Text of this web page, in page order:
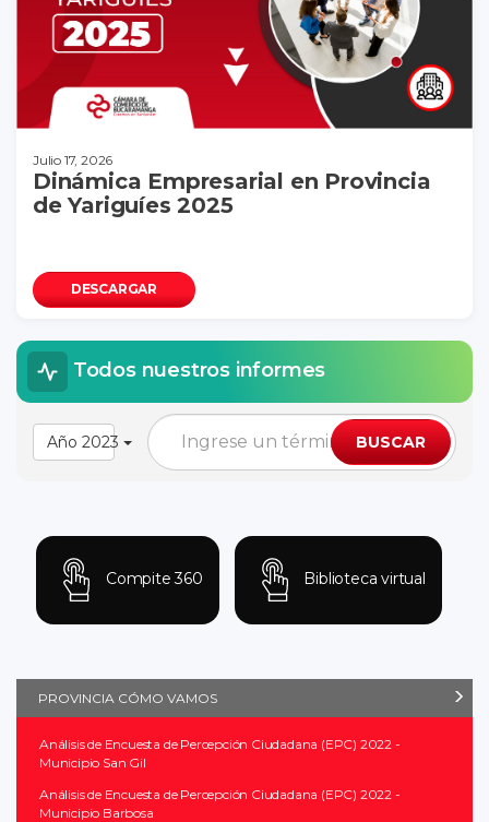
Julio 17, 2026
Dinámica Empresarial en Provincia
de Yariguíes 2025
DESCARGAR
Todos nuestros informes
Año 2023 BUSCAR
Compite 360 Biblioteca virtual
PROVINCIA CÓMO VAMOS
Análisis de Encuesta de Percepción Ciudadana (EPC) 2022 -
Municipio San Gil
Análisis de Encuesta de Percepción Ciudadana (EPC) 2022 -
Municipio Barbosa